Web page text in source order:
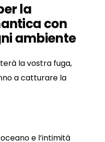
la
con
ambiente
la vostra fuga,
a catturare la
e l’intimità